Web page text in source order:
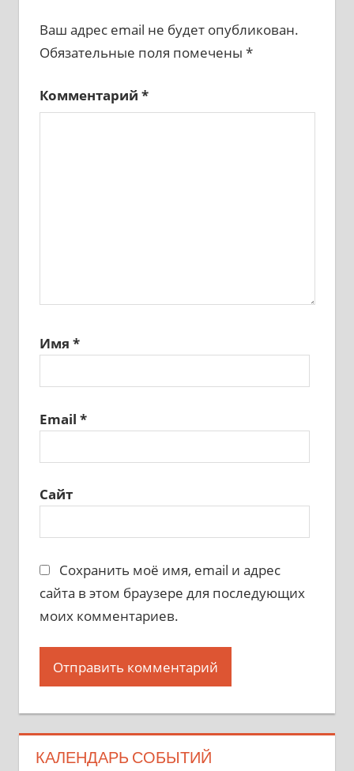
Ваш адрес email не будет опубликован.
Обязательные поля помечены *
Комментарий *
Имя *
Email *
Сайт
Сохранить моё имя, email и адрес
сайта в этом браузере для последующих
моих комментариев.
КАЛЕНДАРЬ СОБЫТИЙ